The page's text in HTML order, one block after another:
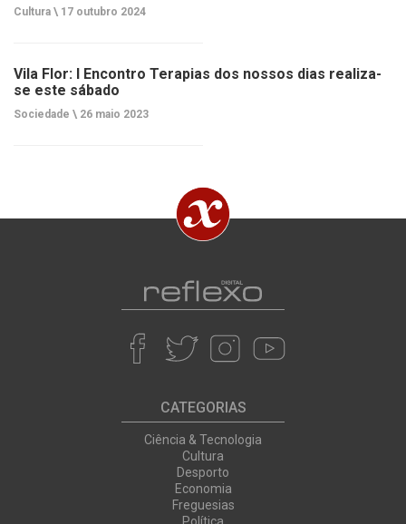
Cultura \ 17 outubro 2024
Vila Flor: I Encontro Terapias dos nossos dias realiza-
se este sábado
Sociedade \ 26 maio 2023
CATEGORIAS
Ciência & Tecnologia
Cultura
Desporto
Economia
Freguesias